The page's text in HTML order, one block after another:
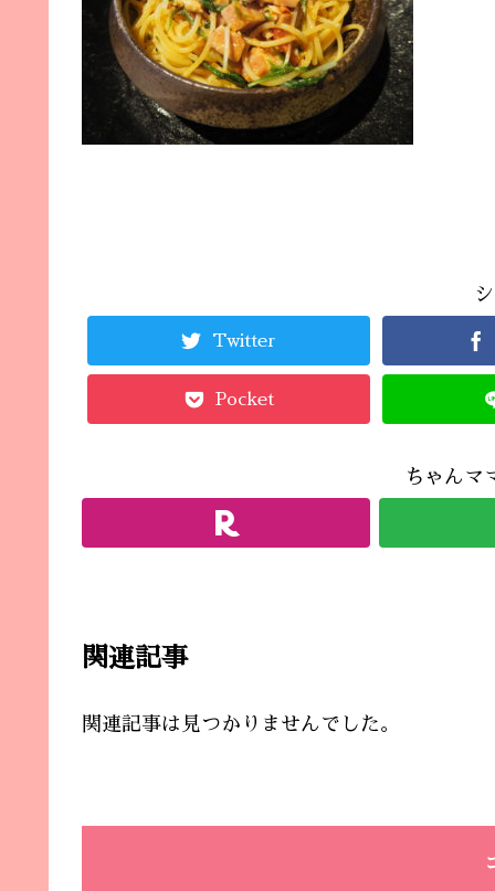
Twitter
Pocket
ちゃんマ
関連記事
関連記事は見つかりませんでした。